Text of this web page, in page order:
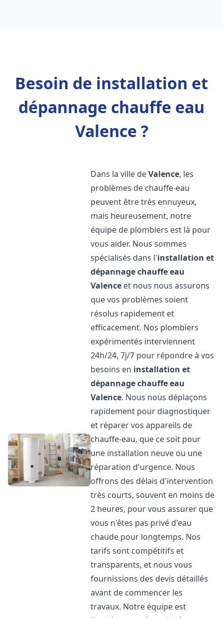
Besoin de installation et
dépannage chauffe eau
Valence ?
Dans la ville deValence, les
problèmes de chauffe-eau
peuvent être très ennuyeux,
mais heureusement, notre
équipe de plombiers est là pour
vous aider. Nous sommes
spécialisés dans l'installation et
dépannage chauffe eau
Valence et nous nous assurons
que vos problèmes soient
résolus rapidement et
efficacement. Nos plombiers
expérimentés interviennent
24h/24, 7j/7 pour répondre à vos
besoins en installation et
dépannage chauffe eau
Valence. Nous nous déplaçons
rapidement pour diagnostiquer
et réparer vos appareils de
chauffe-eau, que ce soit pour
une installation neuve ou une
réparation d'urgence. Nous
offrons des délais d'intervention
très courts, souvent en moins de
2 heures, pour vous assurer que
vous n'êtes pas privé d'eau
chaude pour longtemps. Nos
tarifs sont compétitifs et
transparents, et nous vous
fournissions des devis détaillés
avant de commencer les
travaux. Notre équipe est